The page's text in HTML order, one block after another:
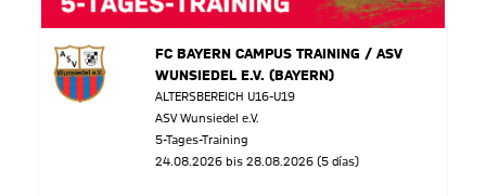
FC BAYERN CAMPUS TRAINING / ASV
WUNSIEDEL E.V. (BAYERN)
ALTERSBEREICH U16-U19
ASV Wunsiedel e.V.
5-Tages-Training
24.08.2026 bis 28.08.2026 (5 días)